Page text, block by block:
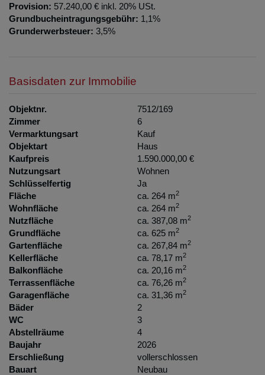
Provision: 57.240,00 € inkl. 20% USt.
Grundbucheintragungsgebühr: 1,1%
Grunderwerbsteuer: 3,5%
Basisdaten zur Immobilie
Objektnr.
7512/169
Zimmer
6
Vermarktungsart
Kauf
Objektart
Haus
Kaufpreis
1.590.000,00 €
Nutzungsart
Wohnen
Schlüsselfertig
Ja
Fläche
ca. 264 m2
Wohnfläche ca. 264 m2
Nutzfläche ca. 387,08 m2
Grundfläche ca. 625 m2
Gartenfläche ca. 267,84 m2
Kellerfläche ca. 78,17 m2
Balkonfläche ca. 20,16 m2
Terrassenfläche ca. 76,26 m2
Garagenfläche ca. 31,36 m2
Bäder
2
WC
3
Abstellräume
4
Baujahr
2026
Erschließung
vollerschlossen
Bauart
Neubau